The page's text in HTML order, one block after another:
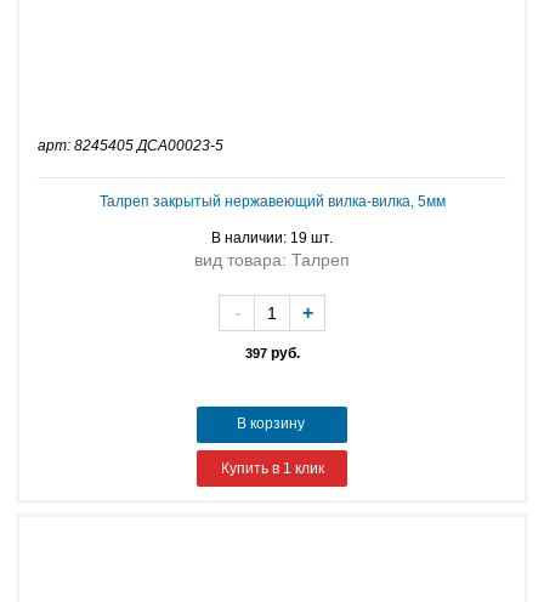
арт: 8245405 ДСА00023-5
Талреп закрытый нержавеющий вилка-вилка, 5мм
В наличии: 19 шт.
вид товара: Талреп
397руб.
- +
В корзину
Купить в 1 клик